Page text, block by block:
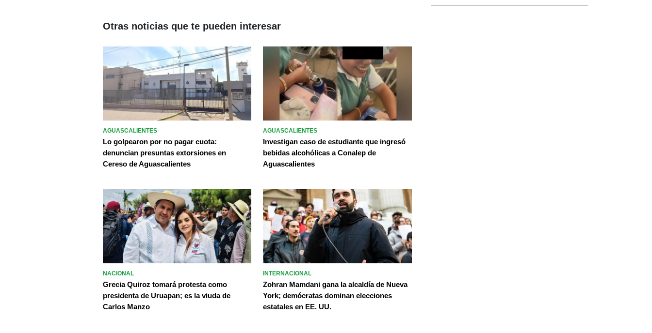
Otras noticias que te pueden interesar
AGUASCALIENTES
Lo golpearon por no pagar cuota:
denuncian presuntas extorsiones en
Cereso de Aguascalientes
AGUASCALIENTES
Investigan caso de estudiante que ingresó
bebidas alcohólicas a Conalep de
Aguascalientes
NACIONAL
Grecia Quiroz tomará protesta como
presidenta de Uruapan; es la viuda de
Carlos Manzo
INTERNACIONAL
Zohran Mamdani gana la alcaldía de Nueva
York; demócratas dominan elecciones
estatales en EE. UU.